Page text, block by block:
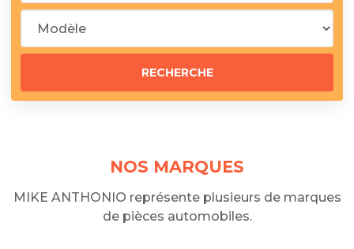
NOS MARQUES
MIKE ANTHONIO représente plusieurs de marques
de pièces automobiles.